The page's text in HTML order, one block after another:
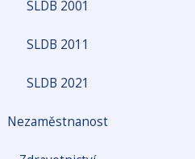
SLDB 2001
SLDB 2011
SLDB 2021
Nezaměstnanost